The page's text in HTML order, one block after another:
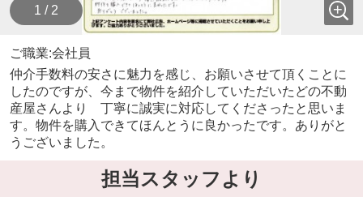
1 / 2
ご職業:会社員
仲介手数料の安さに魅力を感じ、お願いさせて頂くことに
したのですが、今まで物件を紹介していただいたどの不動
産屋さんより 丁寧に誠実に対応してくださったと思いま
す。物件を購入できてほんとうに良かったです。ありがと
うございました。
担当スタッフより